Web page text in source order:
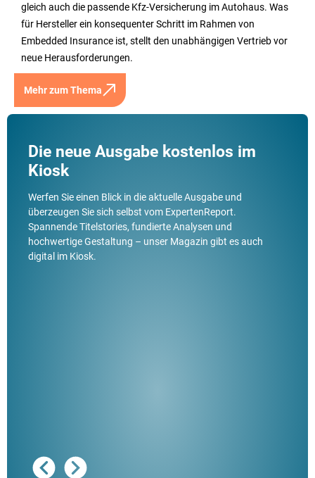
gleich auch die passende Kfz-Versicherung im Autohaus. Was
für Hersteller ein konsequenter Schritt im Rahmen von
Embedded Insurance ist, stellt den unabhängigen Vertrieb vor
neue Herausforderungen.
Mehr zum Thema
Die neue Ausgabe kostenlos im
Kiosk
Werfen Sie einen Blick in die aktuelle Ausgabe und
überzeugen Sie sich selbst vom ExpertenReport.
Spannende Titelstories, fundierte Analysen und
hochwertige Gestaltung – unser Magazin gibt es auch
digital im Kiosk.